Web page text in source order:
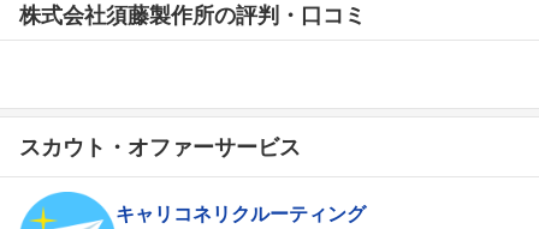
株式会社須藤製作所の評判・口コミ
スカウト・オファーサービス
キャリコネリクルーティング